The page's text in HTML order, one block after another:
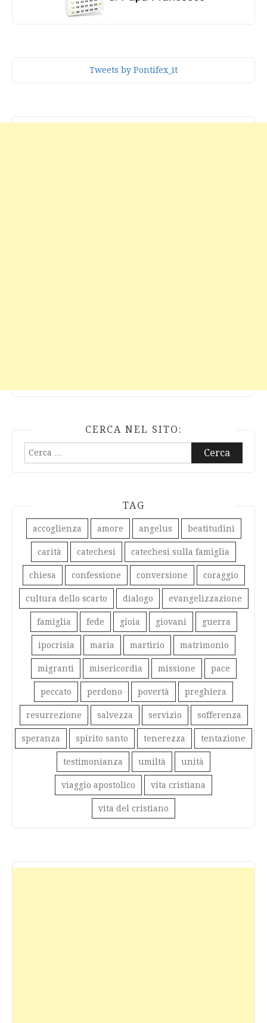
Tweets by Pontifex_it
CERCA NEL SITO:
Ricerca
TAG
accoglienza amore angelus beatitudini
carità catechesi catechesi sulla famiglia
chiesa confessione conversione coraggio
cultura dello scarto dialogo evangelizzazione
famiglia fede gioia giovani guerra
ipocrisia maria martirio matrimonio
migranti misericordia missione pace
peccato perdono povertà preghiera
resurrezione salvezza servizio sofferenza
speranza spirito santo tenerezza tentazione
testimonianza umiltà unità
viaggio apostolico vita cristiana
vita del cristiano